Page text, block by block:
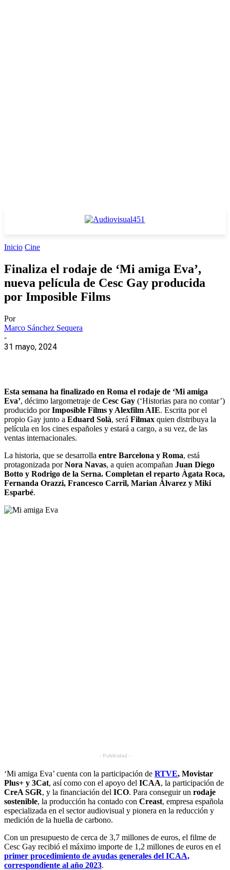
Inicio Cine
Finaliza el rodaje de ‘Mi amiga Eva’,
nueva película de Cesc Gay producida
por Imposible Films
Por
Marco Sánchez Sequera
-
31 mayo, 2024
Esta semana ha finalizado en Roma el rodaje de ‘Mi amiga
Eva’, décimo largometraje de Cesc Gay (‘Historias para no contar’)
producido porImposible Films y Alexfilm AIE. Escrita por el
propio Gay junto a Eduard Solà, será Filmax quien distribuya la
película en los cines españoles y estará a cargo, a su vez, de las
ventas internacionales.
La historia, que se desarrolla entre Barcelona y Roma, está
protagonizada porNora Navas, a quien acompañan Juan Diego
Botto y Rodrigo de la Serna. Completan el reparto Àgata Roca,
Fernanda Orazzi, Francesco Carril, Marian Álvarez y Miki
Esparbé.
- Publicidad -
‘Mi amiga Eva’ cuenta con la participación de RTVE, Movistar
Plus+ y 3Cat, así como con el apoyo del ICAA, la participación de
CreA SGR, y la financiación del ICO. Para conseguir un rodaje
sostenible, la producción ha contado con Creast, empresa española
especializada en el sector audiovisual y pionera en la reducción y
medición de la huella de carbono.
Con un presupuesto de cerca de 3,7 millones de euros, el filme de
Cesc Gay recibió el máximo importe de 1,2 millones de euros en el
primer procedimiento de ayudas generales del ICAA,
correspondiente al año 2023.